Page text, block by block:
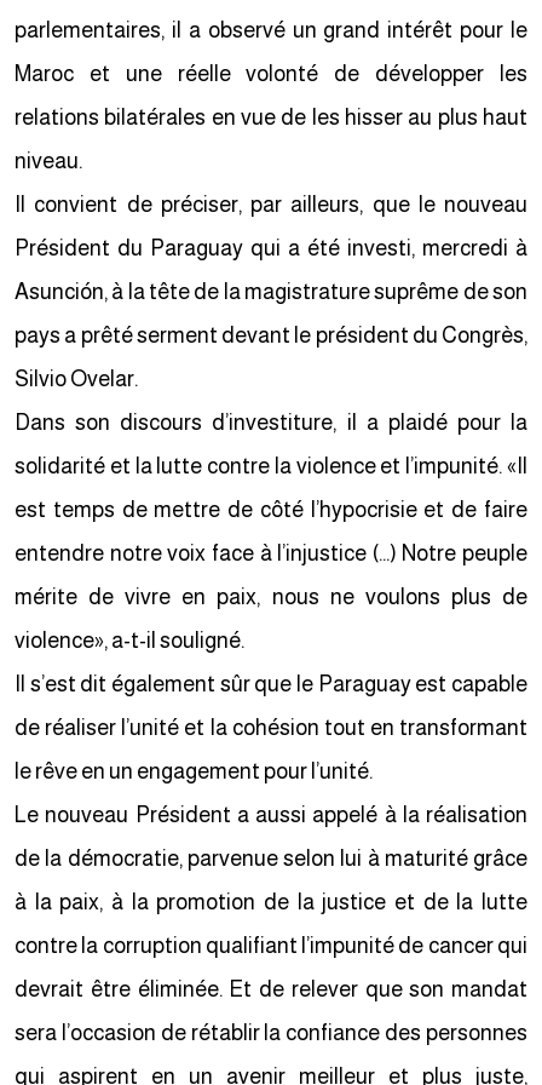
parlementaires, il a observé un grand intérêt pour le
Maroc et une réelle volonté de développer les
relations bilatérales en vue de les hisser au plus haut
niveau.
Il convient de préciser, par ailleurs, que le nouveau
Président du Paraguay qui a été investi, mercredi à
Asunción, à la tête de la magistrature suprême de son
pays a prêté serment devant le président du Congrès,
Silvio Ovelar.
Dans son discours d’investiture, il a plaidé pour la
solidarité et la lutte contre la violence et l’impunité. «Il
est temps de mettre de côté l’hypocrisie et de faire
entendre notre voix face à l’injustice (…) Notre peuple
mérite de vivre en paix, nous ne voulons plus de
violence», a-t-il souligné.
Il s’est dit également sûr que le Paraguay est capable
de réaliser l’unité et la cohésion tout en transformant
le rêve en un engagement pour l’unité.
Le nouveau Président a aussi appelé à la réalisation
de la démocratie, parvenue selon lui à maturité grâce
à la paix, à la promotion de la justice et de la lutte
contre la corruption qualifiant l’impunité de cancer qui
devrait être éliminée. Et de relever que son mandat
sera l’occasion de rétablir la confiance des personnes
qui aspirent en un avenir meilleur et plus juste,